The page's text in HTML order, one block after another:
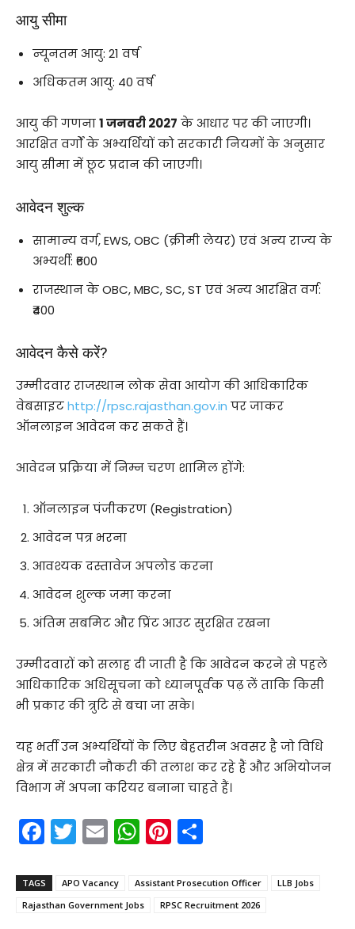
आयु सीमा
न्यूनतम आयु: 21 वर्ष
अधिकतम आयु: 40 वर्ष
आयु की गणना1 जनवरी 2027 के आधार पर की जाएगी।
आरक्षित वर्गों के अभ्यर्थियों को सरकारी नियमों के अनुसार
आयु सीमा में छूट प्रदान की जाएगी।
आवेदन शुल्क
सामान्य वर्ग, EWS, OBC (क्रीमी लेयर) एवं अन्य राज्य के
अभ्यर्थी: ₹600
राजस्थान के OBC, MBC, SC, ST एवं अन्य आरक्षित वर्ग:
₹400
आवेदन कैसे करें?
उम्मीदवार राजस्थान लोक सेवा आयोग की आधिकारिक
वेबसाइटhttp://rpsc.rajasthan.gov.in पर जाकर
ऑनलाइन आवेदन कर सकते हैं।
आवेदन प्रक्रिया में निम्न चरण शामिल होंगे:
ऑनलाइन पंजीकरण (Registration)
आवेदन पत्र भरना
आवश्यक दस्तावेज अपलोड करना
आवेदन शुल्क जमा करना
अंतिम सबमिट और प्रिंट आउट सुरक्षित रखना
उम्मीदवारों को सलाह दी जाती है कि आवेदन करने से पहले
आधिकारिक अधिसूचना को ध्यानपूर्वक पढ़ लें ताकि किसी
भी प्रकार की त्रुटि से बचा जा सके।
यह भर्ती उन अभ्यर्थियों के लिए बेहतरीन अवसर है जो विधि
क्षेत्र में सरकारी नौकरी की तलाश कर रहे हैं और अभियोजन
विभाग में अपना करियर बनाना चाहते हैं।
F
a
c
e
T
w
itt
er
E
m
ai
l
W
h
a
ts
Pi
nt
er
e
ar
e
TAGS APO Vacancy Assistant Prosecution Officer
LLB Jobs
Rajasthan Government Jobs
RPSC Recruitment 2026